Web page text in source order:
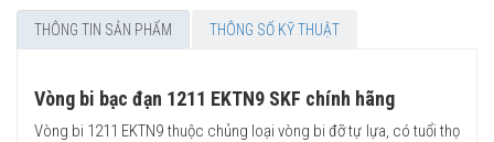
THÔNG TIN SẢN PHẨM THÔNG SỐ KỸ THUẬT
Vòng bi bạc đạn 1211 EKTN9 SKF chính hãng
Vòng bi 1211 EKTN9 thuộc chủng loại vòng bi đỡ tự lựa, có tuổi thọ